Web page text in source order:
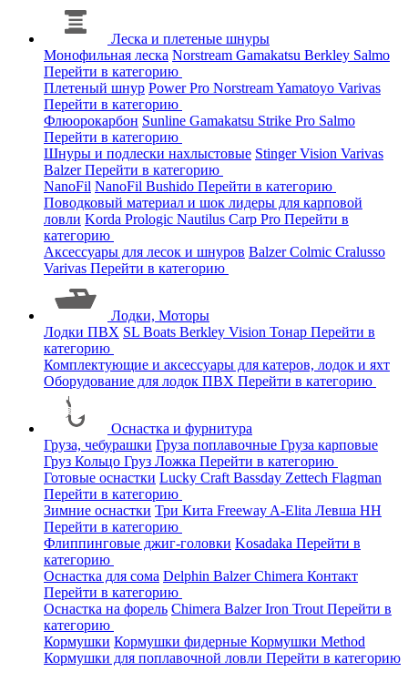
Леска и плетеные шнуры
Монофильная леска Norstream Gamakatsu Berkley Salmo
Перейти в категорию
Плетеный шнур Power Pro NorstreamYamatoyo Varivas
Перейти в категорию
Флюорокарбон Sunline Gamakatsu Strike Pro Salmo
Перейти в категорию
Шнуры и подлески нахлыстовые StingerVision Varivas
BalzerПерейти в категорию
NanoFil NanoFil Bushido Перейти в категорию
Поводковый материал и шок лидеры для карповой
ловли Korda Prologic Nautilus Carp Pro Перейти в
категорию
Аксессуары для лесок и шнуров BalzerColmic Cralusso
Varivas Перейти в категорию
Лодки, Моторы
Лодки ПВХ SL Boats Berkley Vision Тонар Перейти в
категорию
Комплектующие и аксессуары для катеров, лодок и яхт
Оборудование для лодок ПВХ Перейти в категорию
Оснастка и фурнитура
Груза, чебурашки Груза поплавочные Груза карповые
Груз Кольцо Груз Ложка Перейти в категорию
Готовые оснастки Lucky Craft Bassday Zettech Flagman
Перейти в категорию
Зимние оснастки Три Кита Freeway A-Elita Левша НН
Перейти в категорию
Флиппинговые джиг-головки Kosadaka Перейти в
категорию
Оснастка для сома Delphin BalzerChimera Контакт
Перейти в категорию
Оснастка на форель Chimera BalzerIron Trout Перейти в
категорию
Кормушки Кормушки фидерные Кормушки Method
Кормушки для поплавочной ловли Перейти в категорию